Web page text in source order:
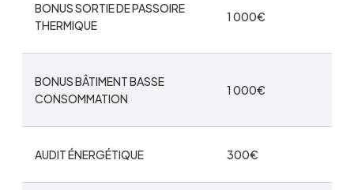
BONUS SORTIE DE PASSOIRE
THERMIQUE
1 000€
BONUS BÂTIMENT BASSE
CONSOMMATION
1 000€
AUDIT ÉNERGÉTIQUE 300€